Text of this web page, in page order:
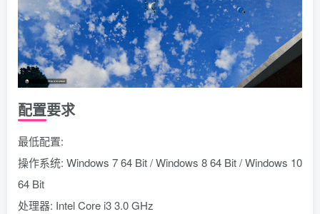
配置要求
最低配置:
操作系统: Windows 7 64 Bit / Windows 8 64 Bit / Windows 10
64 Bit
处理器: Intel Core i3 3.0 GHz